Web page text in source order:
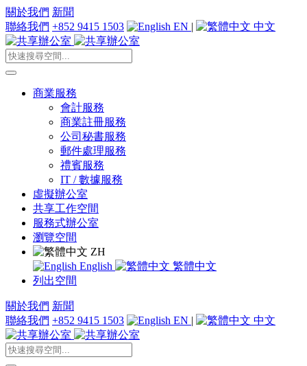
關於我們 新聞
聯絡我們 +852 9415 1503 EN | 中文
商業服務
會計服務
商業註冊服務
公司秘書服務
郵件處理服務
禮賓服務
IT / 數據服務
虛擬辦公室
共享工作空間
服務式辦公室
瀏覽空間
ZH
English
繁體中文
列出空間
關於我們 新聞
聯絡我們 +852 9415 1503 EN | 中文